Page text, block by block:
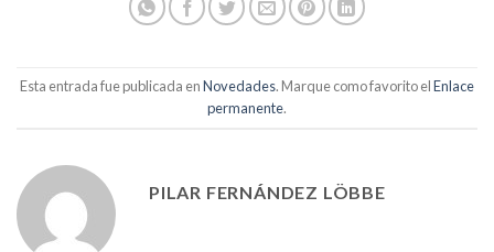
Esta entrada fue publicada enNovedades. Marque como favorito elEnlace
permanente.
PILAR FERNÁNDEZ LÖBBE